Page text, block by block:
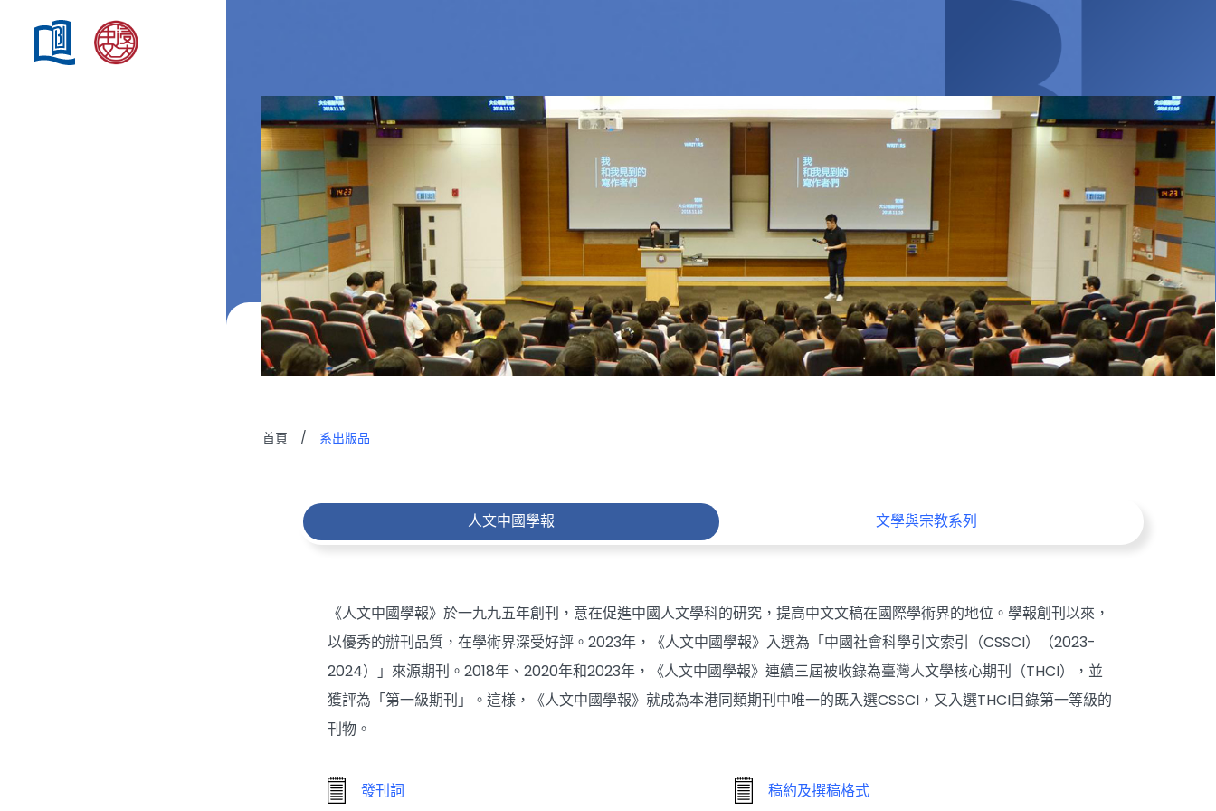
首頁 / 系出版品
人文中國學報 文學與宗教系列
《人文中國學報》於一九九五年創刊，意在促進中國人文學科的研究，提高中文文稿在國際學術界的地位。學報創刊以來，
以優秀的辦刊品質，在學術界深受好評。2023年，《人文中國學報》入選為「中國社會科學引文索引（CSSCI）（2023-
2024）」來源期刊。2018年、2020年和2023年，《人文中國學報》連續三屆被收錄為臺灣人文學核心期刊（THCI），並
獲評為「第一級期刊」。這様，《人文中國學報》就成為本港同類期刊中唯一的既入選CSSCI，又入選THCI目錄第一等級的
刊物。
發刊詞 稿約及撰稿格式